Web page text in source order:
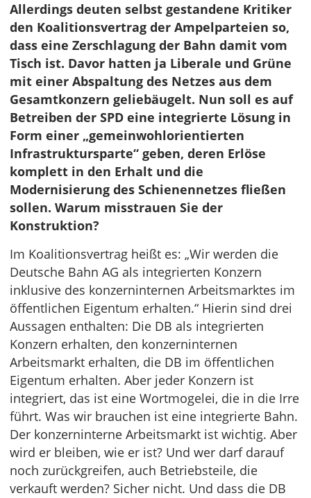
Allerdings deuten selbst gestandene Kritiker
den Koalitionsvertrag der Ampelparteien so,
dass eine Zerschlagung der Bahn damit vom
Tisch ist. Davor hatten ja Liberale und Grüne
mit einer Abspaltung des Netzes aus dem
Gesamtkonzern geliebäugelt. Nun soll es auf
Betreiben der SPD eine integrierte Lösung in
Form einer „gemeinwohlorientierten
Infrastruktursparte“ geben, deren Erlöse
komplett in den Erhalt und die
Modernisierung des Schienennetzes fließen
sollen. Warum misstrauen Sie der
Konstruktion?
Im Koalitionsvertrag heißt es: „Wir werden die
Deutsche Bahn AG als integrierten Konzern
inklusive des konzerninternen Arbeitsmarktes im
öffentlichen Eigentum erhalten.“ Hierin sind drei
Aussagen enthalten: Die DB als integrierten
Konzern erhalten, den konzerninternen
Arbeitsmarkt erhalten, die DB im öffentlichen
Eigentum erhalten. Aber jeder Konzern ist
integriert, das ist eine Wortmogelei, die in die Irre
führt. Was wir brauchen ist eine integrierte Bahn.
Der konzerninterne Arbeitsmarkt ist wichtig. Aber
wird er bleiben, wie er ist? Und wer darf darauf
noch zurückgreifen, auch Betriebsteile, die
verkauft werden? Sicher nicht. Und dass die DB